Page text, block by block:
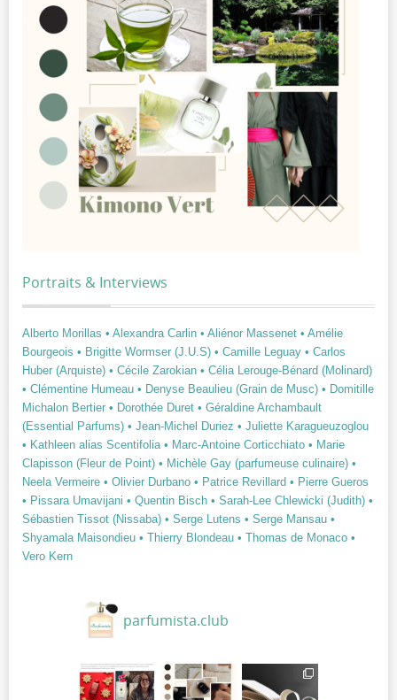
Portraits & Interviews
Alberto Morillas • Alexandra Carlin • Aliénor Massenet • Amélie
Bourgeois • Brigitte Wormser (J.U.S) • Camille Leguay • Carlos
Huber (Arquiste) • Cécile Zarokian • Célia Lerouge-Bénard (Molinard)
• Clémentine Humeau • Denyse Beaulieu (Grain de Musc) • Domitille
Michalon Bertier • Dorothée Duret • Géraldine Archambault
(Essential Parfums) • Jean-Michel Duriez • Juliette Karagueuzoglou
• Kathleen alias Scentifolia • Marc-Antoine Corticchiato • Marie
Clapisson (Fleur de Point) • Michèle Gay (parfumeuse culinaire) •
Neela Vermeire • Olivier Durbano • Patrice Revillard • Pierre Gueros
• Pissara Umavijani • Quentin Bisch • Sarah-Lee Chlewicki (Judith) •
Sébastien Tissot (Nissaba) • Serge Lutens • Serge Mansau •
Shyamala Maisondieu • Thierry Blondeau • Thomas de Monaco •
Vero Kern
parfumista.club